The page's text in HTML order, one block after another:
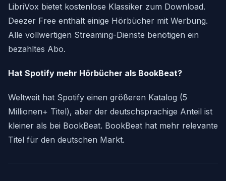
LibriVox bietet kostenlose Klassiker zum Download.
Deezer Free enthält einige Hörbücher mit Werbung.
Alle vollwertigen Streaming-Dienste benötigen ein
bezahltes Abo.
Hat Spotify mehr Hörbücher als BookBeat?
Weltweit hat Spotify einen größeren Katalog (5
Millionen+ Titel), aber der deutschsprachige Anteil ist
kleiner als bei BookBeat. BookBeat hat mehr relevante
Titel für den deutschen Markt.